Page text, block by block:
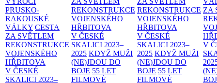
PRUSKO-
RAKOUSKÉ
VÁLKY CESTA
ZA SVĚTLEM
REKONSTRUKCE
VOJENSKÉHO
HŘBITOVA
V ČESKÉ
SKALICI 2023–
REKONSTRUKCE
VOJENSKÉHO
HŘBITOVA
V ČESKÉ
SKALICI 2023–
2025 KDYŽ MUŽI
(NE)JDOU DO
BOJE 55 LET
FILMOVÉ
REKONSTRUKCE
VOJENSKÉHO
HŘBITOVA
V ČESKÉ
SKALICI 2023–
2025 KDYŽ MUŽI
(NE)JDOU DO
BOJE 55 LET
FILMOVÉ
ZA
V